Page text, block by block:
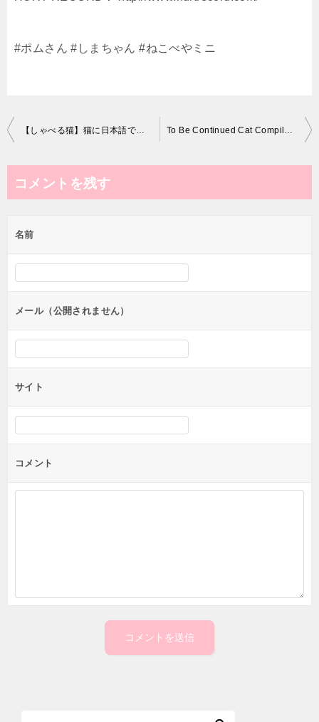
#ポムさん #しまちゃん #ねこべやミニ
投
ビ
ー
シ
ン
【しゃべる猫】猫に日本語で挨拶する猫【しおちゃん】 To Be Continued Cat Compilation ブチギレ狂暴猫ver. part6
コメントを残す
名前
メール（公開されません）
サイト
コメント